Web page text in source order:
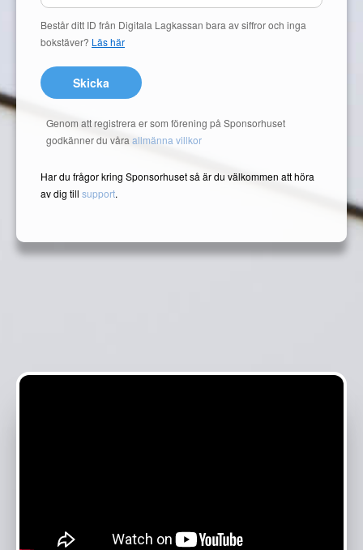
Består ditt ID från Digitala Lagkassan bara av siffror och inga
bokstäver? Läs här
Skicka
Genom att registrera er som förening på Sponsorhuset
godkänner du våra allmänna villkor
Har du frågor kring Sponsorhuset så är du välkommen att höra
av dig till support.